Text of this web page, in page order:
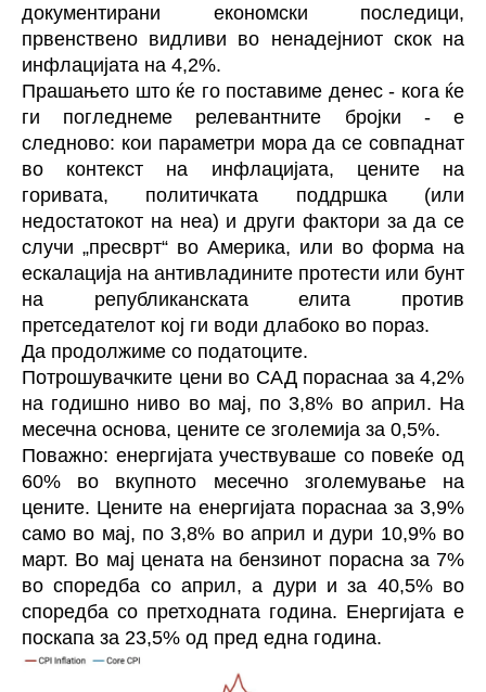
документирани економски последици,
првенствено видливи во ненадејниот скок на
инфлацијата на 4,2%.
Прашањето што ќе го поставиме денес - кога ќе
ги погледнеме релевантните бројки - е
следново: кои параметри мора да се совпаднат
во контекст на инфлацијата, цените на
горивата, политичката поддршка (или
недостатокот на неа) и други фактори за да се
случи „пресврт“ во Америка, или во форма на
ескалација на антивладините протести или бунт
на републиканската елита против
претседателот кој ги води длабоко во пораз.
Да продолжиме со податоците.
Потрошувачките цени во САД пораснаа за 4,2%
на годишно ниво во мај, по 3,8% во април. На
месечна основа, цените се зголемија за 0,5%.
Поважно: енергијата учествуваше со повеќе од
60% во вкупното месечно зголемување на
цените. Цените на енергијата пораснаа за 3,9%
само во мај, по 3,8% во април и дури 10,9% во
март. Во мај цената на бензинот порасна за 7%
во споредба со април, а дури и за 40,5% во
споредба со претходната година. Енергијата е
поскапа за 23,5% од пред една година.